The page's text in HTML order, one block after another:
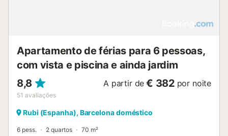
Apartamento de férias para 6 pessoas,
com vista e piscina e ainda jardim
8,8
51 avaliações
A partir de € 382 por noite
Rubi (Espanha), Barcelona doméstico
6 pess. 2 quartos 70 m²